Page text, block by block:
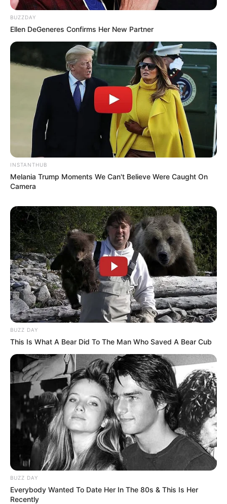
tem.Parabéns!!
peterson há 16 anos
acho muito legal!isso pode azuda o mundo!
PHALOMA há 16 anos
NOSSA ACHEI MUITO LINDO…
PODE AJUDA A NATUREZA E O MUNDO E ATÉ AS
PESSOAS!!!
PARABÉNS…..
dani há 16 anos
Nossa muito boa essa idéia!!!!
Muito legal ewssas idéias com gostei muitoi da
vassora.
Parabéns!
Jonas Pedrosa (Rio de Janeiro) há 16 anos
Sempre antenado no meio ambiente, gostei muito
das idéias criativas, estão de parabéns. Gostaria, se
possível, me indicarem cursos onde possa aprender
sobre a arte de reciclar. Obrigado!
cynthia de oliveira há 16 anos
eu avhei bem interesante trabalhar com reciclagen
de garrafa pet eu estou gostando de fazer
artesanato com as garrafas pet porisso estou
pesquisando para ter mais ideias para eu usar as
garrafas não pra poluir mais sim pra resiclar.
taylor há 16 anos
olha eu acho muito diicil de fazer mais… eu amei
tchal
BUZZDAY
Ellen DeGeneres Confirms Her New Partner
INSTANTHUB
Melania Trump Moments We Can't Believe Were Caught On
Camera
BUZZ DAY
This Is What A Bear Did To The Man Who Saved A Bear Cub
BUZZ DAY
Everybody Wanted To Date Her In The 80s & This Is Her
Recently